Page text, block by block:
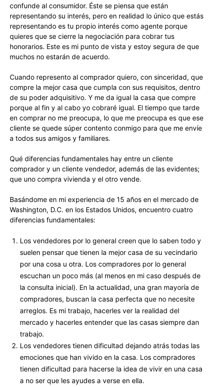
confunde al consumidor. Éste se piensa que están
representando su interés, pero en realidad lo único que estás
representando es tu propio interés como agente porque
quieres que se cierre la negociación para cobrar tus
honorarios. Este es mi punto de vista y estoy segura de que
muchos no estarán de acuerdo.
Cuando represento al comprador quiero, con sinceridad, que
compre la mejor casa que cumpla con sus requisitos, dentro
de su poder adquisitivo. Y me da igual la casa que compre
porque al fin y al cabo yo cobraré igual. El tiempo que tarde
en comprar no me preocupa, lo que me preocupa es que ese
cliente se quede súper contento conmigo para que me envíe
a todos sus amigos y familiares.
Qué diferencias fundamentales hay entre un cliente
comprador y un cliente vendedor, además de las evidentes;
que uno compra vivienda y el otro vende.
Basándome en mi experiencia de 15 años en el mercado de
Washington, D.C. en los Estados Unidos, encuentro cuatro
diferencias fundamentales:
Los vendedores por lo general creen que lo saben todo y
suelen pensar que tienen la mejor casa de su vecindario
por una cosa u otra. Los compradores por lo general
escuchan un poco más (al menos en mi caso después de
la consulta inicial). En la actualidad, una gran mayoría de
compradores, buscan la casa perfecta que no necesite
arreglos. Es mi trabajo, hacerles ver la realidad del
mercado y hacerles entender que las casas siempre dan
trabajo.
Los vendedores tienen dificultad dejando atrás todas las
emociones que han vivido en la casa. Los compradores
tienen dificultad para hacerse la idea de vivir en una casa
a no ser que les ayudes a verse en ella.